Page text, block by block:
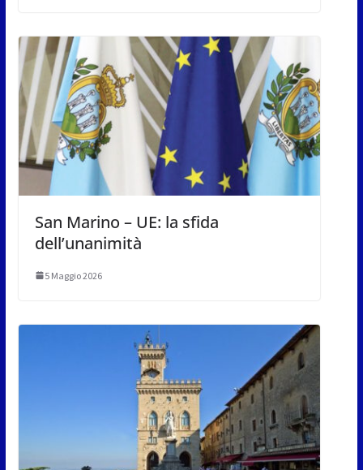
San Marino – UE: la sfida
dell’unanimità
5 Maggio 2026